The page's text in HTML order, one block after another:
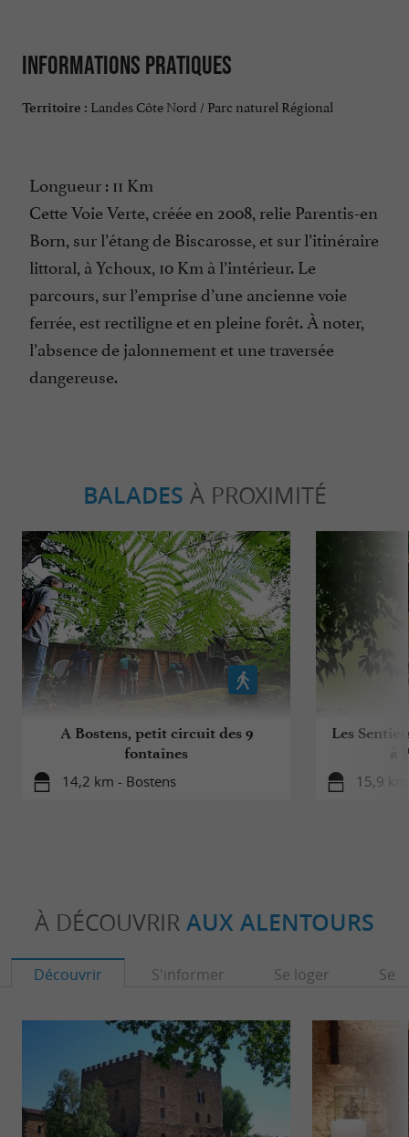
Informations pratiques
Territoire : Landes Côte Nord / Parc naturel Régional
Longueur : 11 Km
Cette Voie Verte, créée en 2008, relie Parentis-en
Born, sur l’étang de Biscarosse, et sur l’itinéraire
littoral, à Ychoux, 10 Km à l’intérieur. Le
parcours, sur l’emprise d’une ancienne voie
ferrée, est rectiligne et en pleine forêt. À noter,
l’absence de jalonnement et une traversée
dangereuse.
BALADES À PROXIMITÉ
A Bostens, petit circuit des 9
fontaines
14,2 km - Bostens
Les
15,9
À DÉCOUVRIR AUX ALENTOURS
Découvrir S'informer Se loger Se